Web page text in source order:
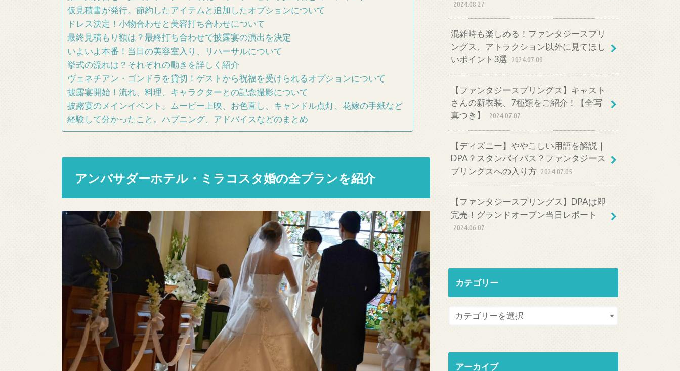
仮見積書が発行。節約したアイテムと追加したオプションについて
ドレス決定！小物合わせと美容打ち合わせについて
最終見積もり額は？最終打ち合わせで披露宴の演出を決定
いよいよ本番！当日の美容室入り、リハーサルについて
挙式の流れは？それぞれの動きを詳しく紹介
ヴェネチアン・ゴンドラを貸切！ゲストから祝福を受けられるオプションについて
披露宴開始！流れ、料理、キャラクターとの記念撮影について
披露宴のメインイベント。ムービー上映、お色直し、キャンドル点灯、花嫁の手紙など
経験して分かったこと。ハプニング、アドバイスなどのまとめ
アンバサダーホテル・ミラコスタ婚の全プランを紹介
2024.08.27
混雑時も楽しめる！ファンタジースプリ
ングス、アトラクション以外に見てほし
いポイント3選
2024.07.09
【ファンタジースプリングス】キャスト
さんの新衣装、7種類をご紹介！【全写
真つき】
2024.07.07
【ディズニー】ややこしい用語を解説｜
DPA？スタンバイパス？ファンタジース
プリングスへの入り方 2024.07.05
【ファンタジースプリングス】DPAは即
完売！グランドオープン当日レポート
2024.06.07
カテゴリー
アーカイブ